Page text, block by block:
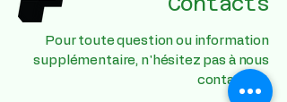
Pour toute question ou information
supplémentaire, n'hésitez pas à nous
contacter !